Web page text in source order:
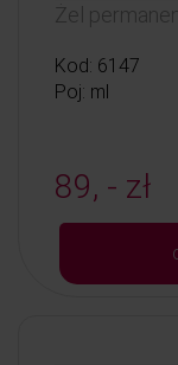
Żel
Kod: 6147
Poj: ml
89, - zł